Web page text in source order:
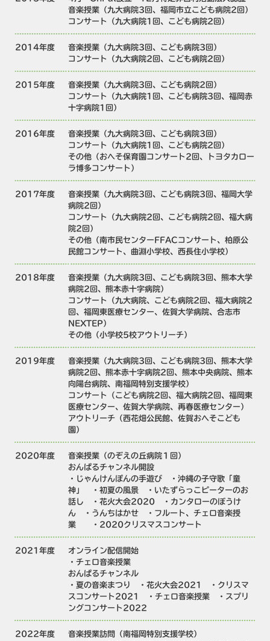
音楽授業（九大病院3回、福岡市立こども病院2回）
コンサート（九大病院1回、こども病院2回）
2014年度 音楽授業（九大病院3回、こども病院3回）
コンサート（九大病院2回、こども病院2回）
2015年度 音楽授業（九大病院3回、こども病院2回）
コンサート（九大病院1回、こども病院3回、福岡赤
十字病院1回）
2016年度 音楽授業（九大病院3回、こども病院3回）
コンサート（九大病院1回、こども病院2回）
その他（おへそ保育園コンサート2回、トヨタカロー
ラ博多コンサート）
2017年度 音楽授業（九大病院3回、こども病院3回、福岡大学
病院2回）
コンサート（九大病院2回、こども病院2回、福大病
院2回）
その他（南市民センターFFACコンサート、柏原公
民館コンサート、曲淵小学校、西長住小学校）
2018年度 音楽授業（九大病院3回、こども病院3回、熊本大学
病院2回、熊本赤十字病院）
コンサート（九大病院、こども病院2回、福大病院2
回、福岡東医療センター、佐賀大学病院、合志市
NEXTEP）
その他（小学校5校アウトリーチ）
2019年度
音楽授業（九大病院3回、こども病院3回、熊本大学
病院2回、熊本赤十字病院2回、熊本中央病院、熊本
向陽台病院、南福岡特別支援学校）
コンサート（こども病院2回、福大病院2回、福岡東
医療センター、佐賀大学病院、再春医療センター）
アウトリーチ（西花畑公民館、佐賀おへそこども
園）
2020年度 音楽授業（のぞえの丘病院１回）
おんぱるチャンネル開設
・じゃんけんぽんの手遊び ・沖縄の子守歌「童
神」 ・初夏の風景 ・いたずらっこピーターのお
話し ・花火大会2020 ・カンタローのぼうけ
ん ・うんちはかせ ・フルート、チェロ音楽授
業 ・2020クリスマスコンサート
2021年度 オンライン配信開始
・チェロ音楽授業
おんぱるチャンネル
・夏の音楽まつり ・花火大会2021 ・クリスマ
スコンサート2021 ・チェロ音楽授業 ・スプリ
ングコンサート2022
2022年度 音楽授業訪問（南福岡特別支援学校）